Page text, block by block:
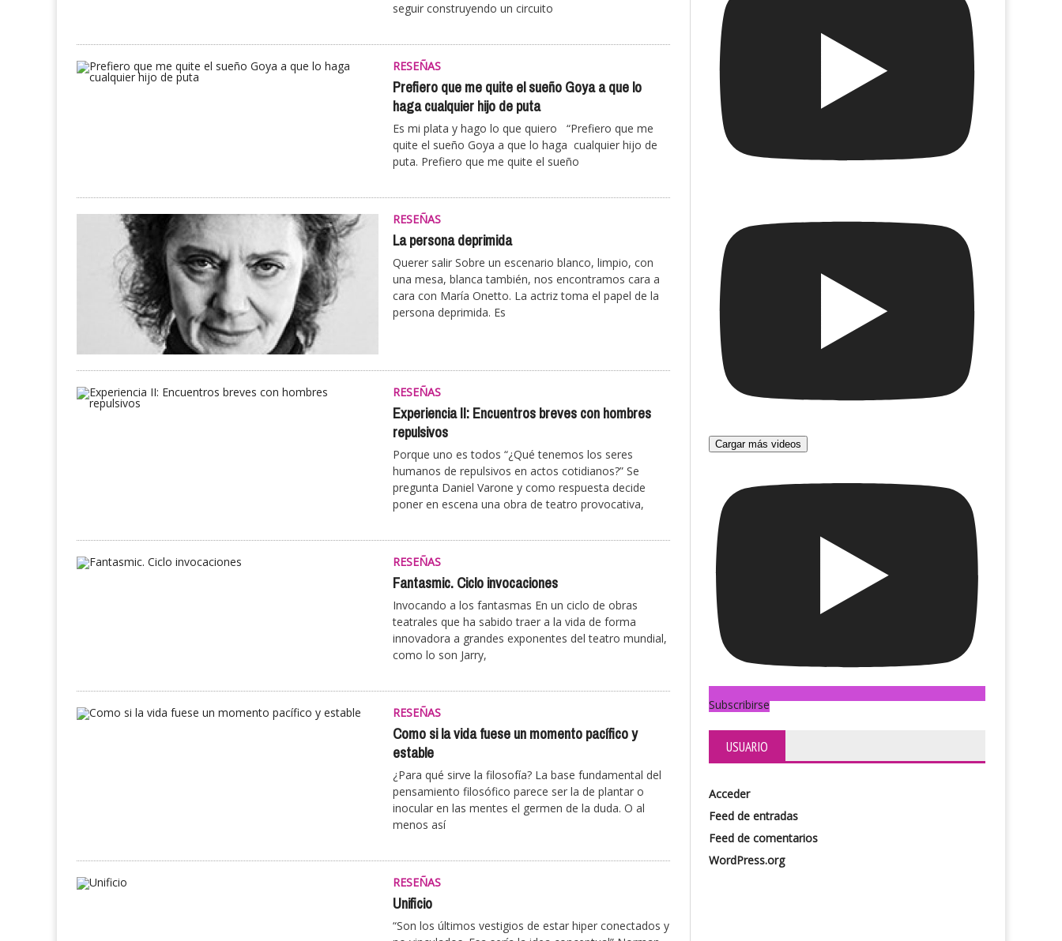
seguir construyendo un circuito
RESEÑAS
Prefiero que me quite el sueño Goya a que lo
haga cualquier hijo de puta
Es mi plata y hago lo que quiero “Prefiero que me
quite el sueño Goya a que lo haga cualquier hijo de
puta. Prefiero que me quite el sueño
RESEÑAS
La persona deprimida
Querer salir Sobre un escenario blanco, limpio, con
una mesa, blanca también, nos encontramos cara a
cara con María Onetto. La actriz toma el papel de la
persona deprimida. Es
RESEÑAS
Experiencia II: Encuentros breves con hombres
repulsivos
Porque uno es todos “¿Qué tenemos los seres
humanos de repulsivos en actos cotidianos?” Se
pregunta Daniel Varone y como respuesta decide
poner en escena una obra de teatro provocativa,
RESEÑAS
Fantasmic. Ciclo invocaciones
Invocando a los fantasmas En un ciclo de obras
teatrales que ha sabido traer a la vida de forma
innovadora a grandes exponentes del teatro mundial,
como lo son Jarry,
RESEÑAS
Como si la vida fuese un momento pacífico y
estable
¿Para qué sirve la filosofía? La base fundamental del
pensamiento filosófico parece ser la de plantar o
inocular en las mentes el germen de la duda. O al
menos así
RESEÑAS
Unificio
“Son los últimos vestigios de estar hiper conectados y
Cargar más videos
Subscribirse
USUARIO
Acceder
Feed de entradas
Feed de comentarios
WordPress.org